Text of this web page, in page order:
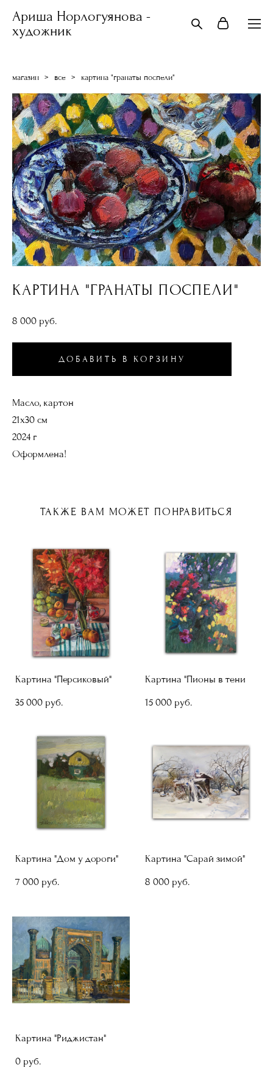
Ариша Норлогуянова -
художник
магазин > все > картина "гранаты поспели"
КАРТИНА "ГРАНАТЫ ПОСПЕЛИ"
8 000 pуб.
ДОБАВИТЬ В КОРЗИНУ
Масло, картон
21х30 см
2024 г
Оформлена!
ТАКЖЕ ВАМ МОЖЕТ ПОНРАВИТЬСЯ
Картина "Персиковый"
35 000 pуб.
Картина "Пионы в тени
15 000 pуб.
Картина "Дом у дороги"
7 000 pуб.
Картина "Сарай зимой"
8 000 pуб.
Картина "Риджистан"
0 pуб.